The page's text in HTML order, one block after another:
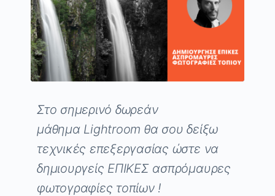
Στο σημερινό δωρεάν
μάθημα Lightroom θα σου δείξω
τεχνικές επεξεργασίας ώστε να
δημιουργείς ΕΠΙΚΕΣ ασπρόμαυρες
φωτογραφίες τοπίων !